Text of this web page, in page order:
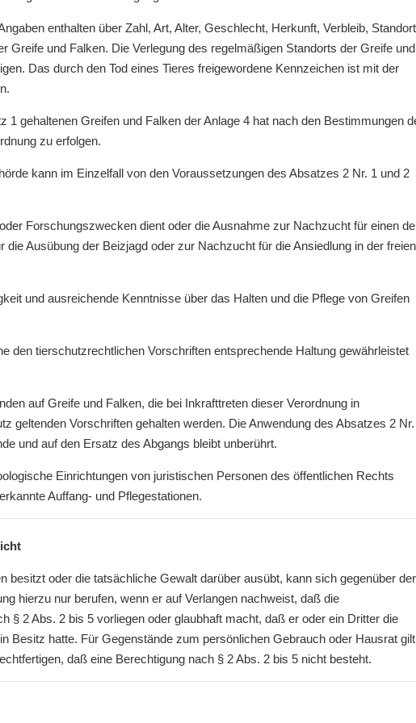
enthalten über Zahl, Art, Alter, Geschlecht, Herkunft, Verbleib,
Greife und Falken. Die Verlegung des regelmäßigen Standorts der Greife und
Das durch den Tod eines Tieres freigewordene Kennzeichen ist mit der
1 gehaltenen Greifen und Falken der Anlage 4 hat nach den Bestimmungen
zu erfolgen.
kann im Einzelfall von den Voraussetzungen des Absatzes 2 Nr. 1 und 2
Forschungszwecken dient oder die Ausnahme zur Nachzucht für einen
Ausübung der Beizjagd oder zur Nachzucht für die Ansiedlung in der freien
und ausreichende Kenntnisse über das Halten und die Pflege von Greifen
den tierschutzrechtlichen Vorschriften entsprechende Haltung gewährleistet
auf Greife und Falken, die bei Inkrafttreten dieser Verordnung in
geltenden Vorschriften gehalten werden. Die Anwendung des Absatzes 2 Nr.
und auf den Ersatz des Abgangs bleibt unberührt.
Einrichtungen von juristischen Personen des öffentlichen Rechts
Auffang- und Pflegestationen.
besitzt oder die tatsächliche Gewalt darüber ausübt, kann sich gegenüber der
hierzu nur berufen, wenn er auf Verlangen nachweist, daß die
§ 2 Abs. 2 bis 5 vorliegen oder glaubhaft macht, daß er oder ein Dritter die
Besitz hatte. Für Gegenstände zum persönlichen Gebrauch oder Hausrat gilt
daß eine Berechtigung nach § 2 Abs. 2 bis 5 nicht besteht.